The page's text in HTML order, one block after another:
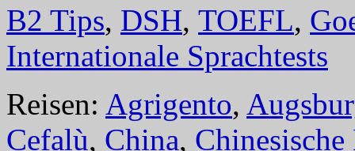
B2 Tips, DSH, TOEFL,
Internationale Sprachtests
Reisen: Agrigento,
Cefalù, China, Chinesische